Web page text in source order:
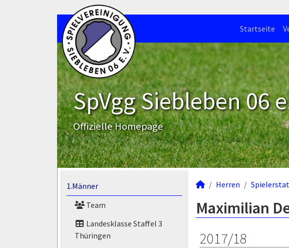
Startseite
SpVgg Siebleben 06
Offizielle Homepage
1.Männer
Team
Landesklasse Staffel 3
Thüringen
Herren
Maximilian
2017/18